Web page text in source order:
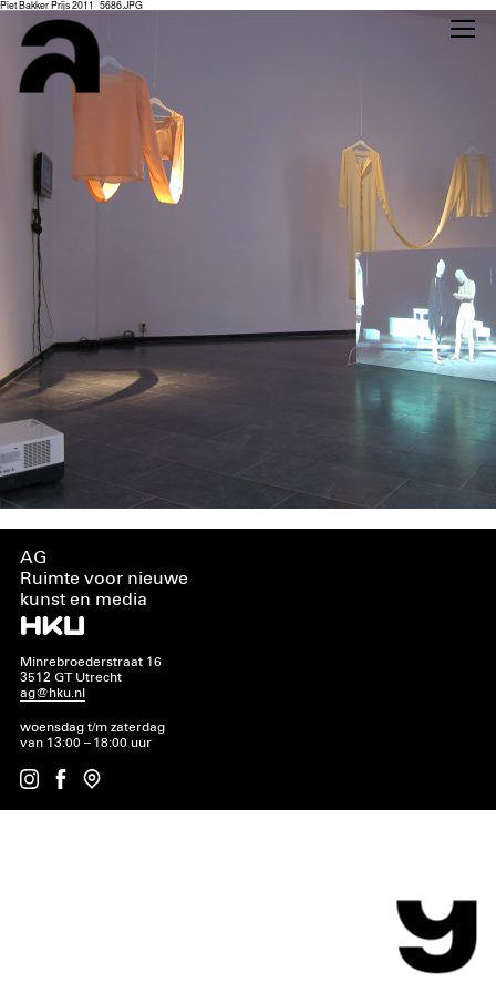
Piet Bakker Prijs 2011_5686.JPG
AG
Ruimte voor nieuwe
kunst en media
Minrebroederstraat 16
3512 GT Utrecht
ag@hku.nl
woensdag t/m zaterdag
van 13:00 – 18:00 uur